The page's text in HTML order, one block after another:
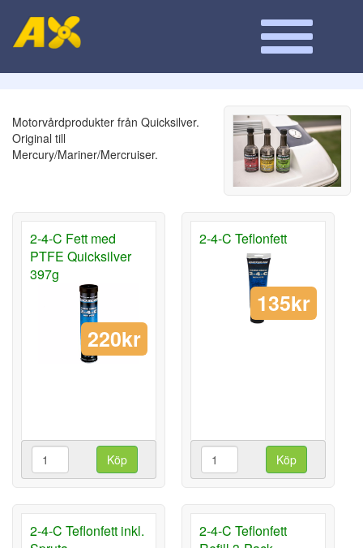
Motorvårdprodukter från Quicksilver.
Original till
Mercury/Mariner/Mercruiser.
2-4-C Fett med
PTFE Quicksilver
397g
220kr
Köp
2-4-C Teflonfett
135kr
Köp
2-4-C Teflonfett inkl.
2-4-C Teflonfett